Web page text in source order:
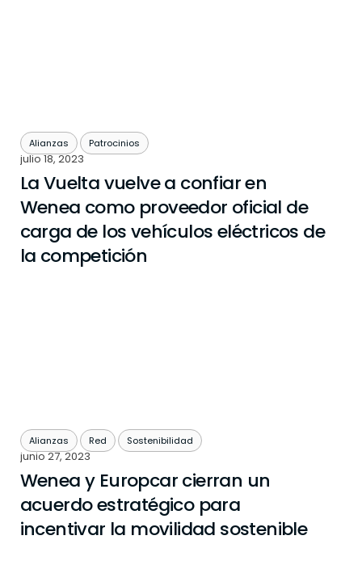
Alianzas Patrocinios
julio 18, 2023
La Vuelta vuelve a confiar en
Wenea como proveedor oficial de
carga de los vehículos eléctricos de
la competición
Alianzas Red Sostenibilidad
junio 27, 2023
Wenea y Europcar cierran un
acuerdo estratégico para
incentivar la movilidad sostenible